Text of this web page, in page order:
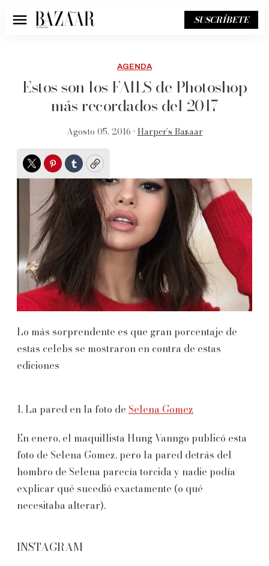
Menú SUSCRÍBETE
AGENDA
Estos son los FAILS de Photoshop
más recordados del 2017
Agosto 05, 2016 • Harper’s Bazaar
TwitterPinterest
TumblrCopy
Lo más sorprendente es que gran porcentaje de
estas celebs se mostraron en contra de estas
ediciones
1. La pared en la foto de Selena Gomez
En enero, el maquillista Hung Vanngo publicó esta
foto de Selena Gomez, pero la pared detrás del
hombro de Selena parecía torcida y nadie podía
explicar qué sucedió exactamente (o qué
necesitaba alterar).
INSTAGRAM